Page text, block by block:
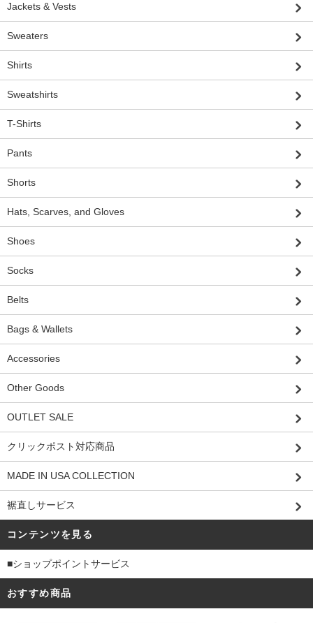
Jackets & Vests
Sweaters
Shirts
Sweatshirts
T-Shirts
Pants
Shorts
Hats, Scarves, and Gloves
Shoes
Socks
Belts
Bags & Wallets
Accessories
Other Goods
OUTLET SALE
クリックポスト対応商品
MADE IN USA COLLECTION
裾直しサービス
コンテンツを見る
■ショップポイントサービス
おすすめ商品